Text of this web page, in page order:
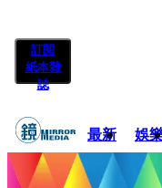
訂閱
紙本雜
誌
最新 娛